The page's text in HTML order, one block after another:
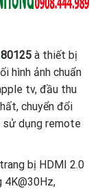
à thiết bị
hình ảnh chuẩn
tv, đầu thu
chuyển đổi
sử dụng remote
bị HDMI 2.0